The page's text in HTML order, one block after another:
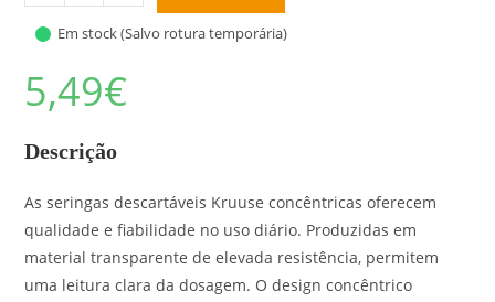
Em stock (Salvo rotura temporária)
5,49€
As seringas descartáveis Kruuse concêntricas oferecem
qualidade e fiabilidade no uso diário. Produzidas em
material transparente de elevada resistência, permitem
uma leitura clara da dosagem. O design concêntrico